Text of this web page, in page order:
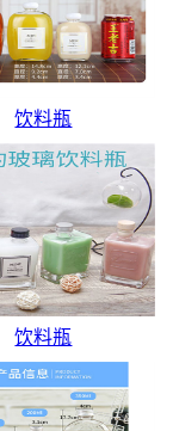
饮料瓶
饮料瓶